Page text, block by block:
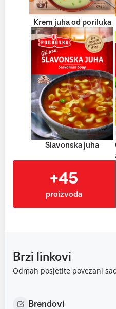
Krem juha od poriluka
Slavonska juha
+45
proizvoda
Brzi linkovi
Odmah posjetite povezani
Brendovi